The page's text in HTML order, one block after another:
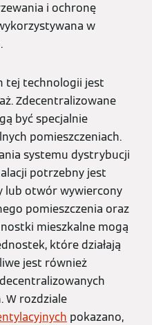
i ochronę
w
tej technologii jest
Zdecentralizowane
być specjalnie
pomieszczeniach.
systemu dystrybucji
potrzebny jest
lub otwór wywiercony
pomieszczenia oraz
mieszkalne mogą
które działają
jest również
W rozdziale
pokazano,